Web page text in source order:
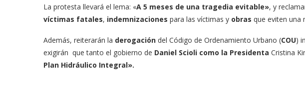
La protesta llevará el lema: «A 5 meses de una tragedia evitable», y
víctimas fatales, indemnizaciones para las víctimas y obras que eviten una
Además, reiterarán la derogación del Código de Ordenamiento Urbano (COU)
exigirán que tanto el gobierno de Daniel Scioli como la Presidenta Cristina
Plan Hidráulico Integral».